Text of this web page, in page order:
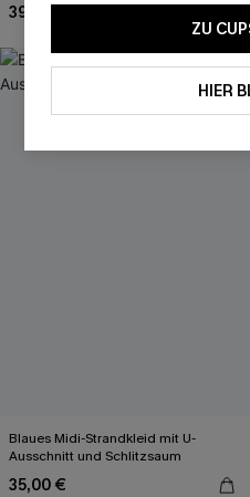
39,00 €
Blaues Midi-Strandkleid mit U-
Ausschnitt und Schlitzsaum
35,00 €
ZU
HIER